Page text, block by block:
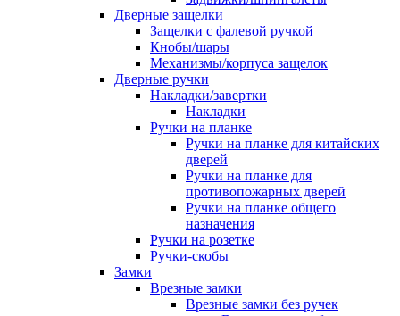
Дверные защелки
Защелки с фалевой ручкой
Кнобы/шары
Механизмы/корпуса защелок
Дверные ручки
Накладки/завертки
Накладки
Ручки на планке
Ручки на планке для китайских
дверей
Ручки на планке для
противопожарных дверей
Ручки на планке общего
назначения
Ручки на розетке
Ручки-скобы
Замки
Врезные замки
Врезные замки без ручек